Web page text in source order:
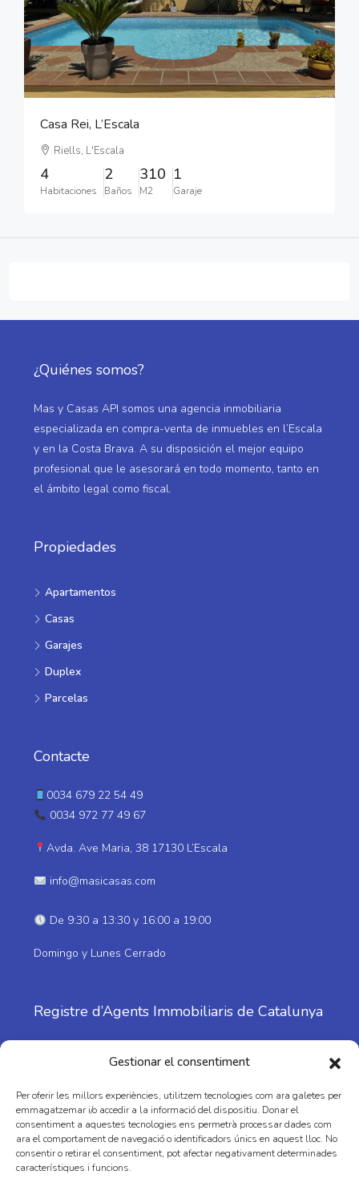
Gestionar el consentiment
Per oferir les millors experiències, utilitzem tecnologies com ara galetes per
emmagatzemar i/o accedir a la informació del dispositiu. Donar el
consentiment a aquestes tecnologies ens permetrà processar dades com
ara el comportament de navegació o identificadors únics en aquest lloc. No
consentir o retirar el consentiment, pot afectar negativament determinades
característiques i funcions.
Casa Rei, L’Escala
Riells, L'Escala
4
Habitaciones
2
Baños
310
M2
1
Garaje
¿Quiénes somos?
Mas y Casas API somos una agencia inmobiliaria
especializada en compra-venta de inmuebles en l’Escala
y en la Costa Brava. A su disposición el mejor equipo
profesional que le asesorará en todo momento, tanto en
el ámbito legal como fiscal.
Propiedades
Apartamentos
Casas
Garajes
Duplex
Parcelas
Contacte
0034 679 22 54 49
0034 972 77 49 67
Avda. Ave Maria, 38 17130 L’Escala
info@masicasas.com
De 9:30 a 13:30 y 16:00 a 19:00
Domingo y Lunes Cerrado
Registre d’Agents Immobiliaris de Catalunya